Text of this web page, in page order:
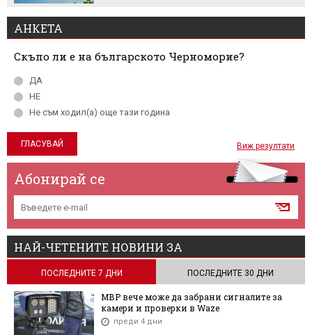
АНКЕТА
Скъпо ли е на българското Черноморие?
ДА
НЕ
Не съм ходил(а) още тази година
Виж резултати
Абонирай се
НАЙ-ЧЕТЕНИТЕ НОВИНИ ЗА
ПОСЛЕДНИТЕ 7 ДНИ ПОСЛЕДНИТЕ 30 ДНИ
МВР вече може да забрани сигналите за
камери и проверки в Waze
преди 4 дни